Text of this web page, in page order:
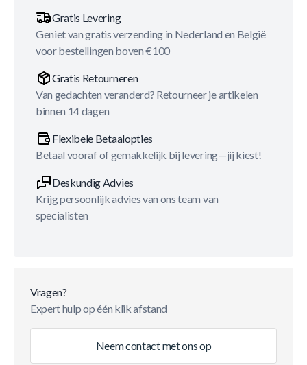
Gratis Levering
Geniet van gratis verzending in Nederland en België
voor bestellingen boven €100
Gratis Retourneren
Van gedachten veranderd? Retourneer je artikelen
binnen 14 dagen
Flexibele Betaalopties
Betaal vooraf of gemakkelijk bij levering—jij kiest!
Deskundig Advies
Krijg persoonlijk advies van ons team van
specialisten
Vragen?
Expert hulp op één klik afstand
Neem contact met ons op